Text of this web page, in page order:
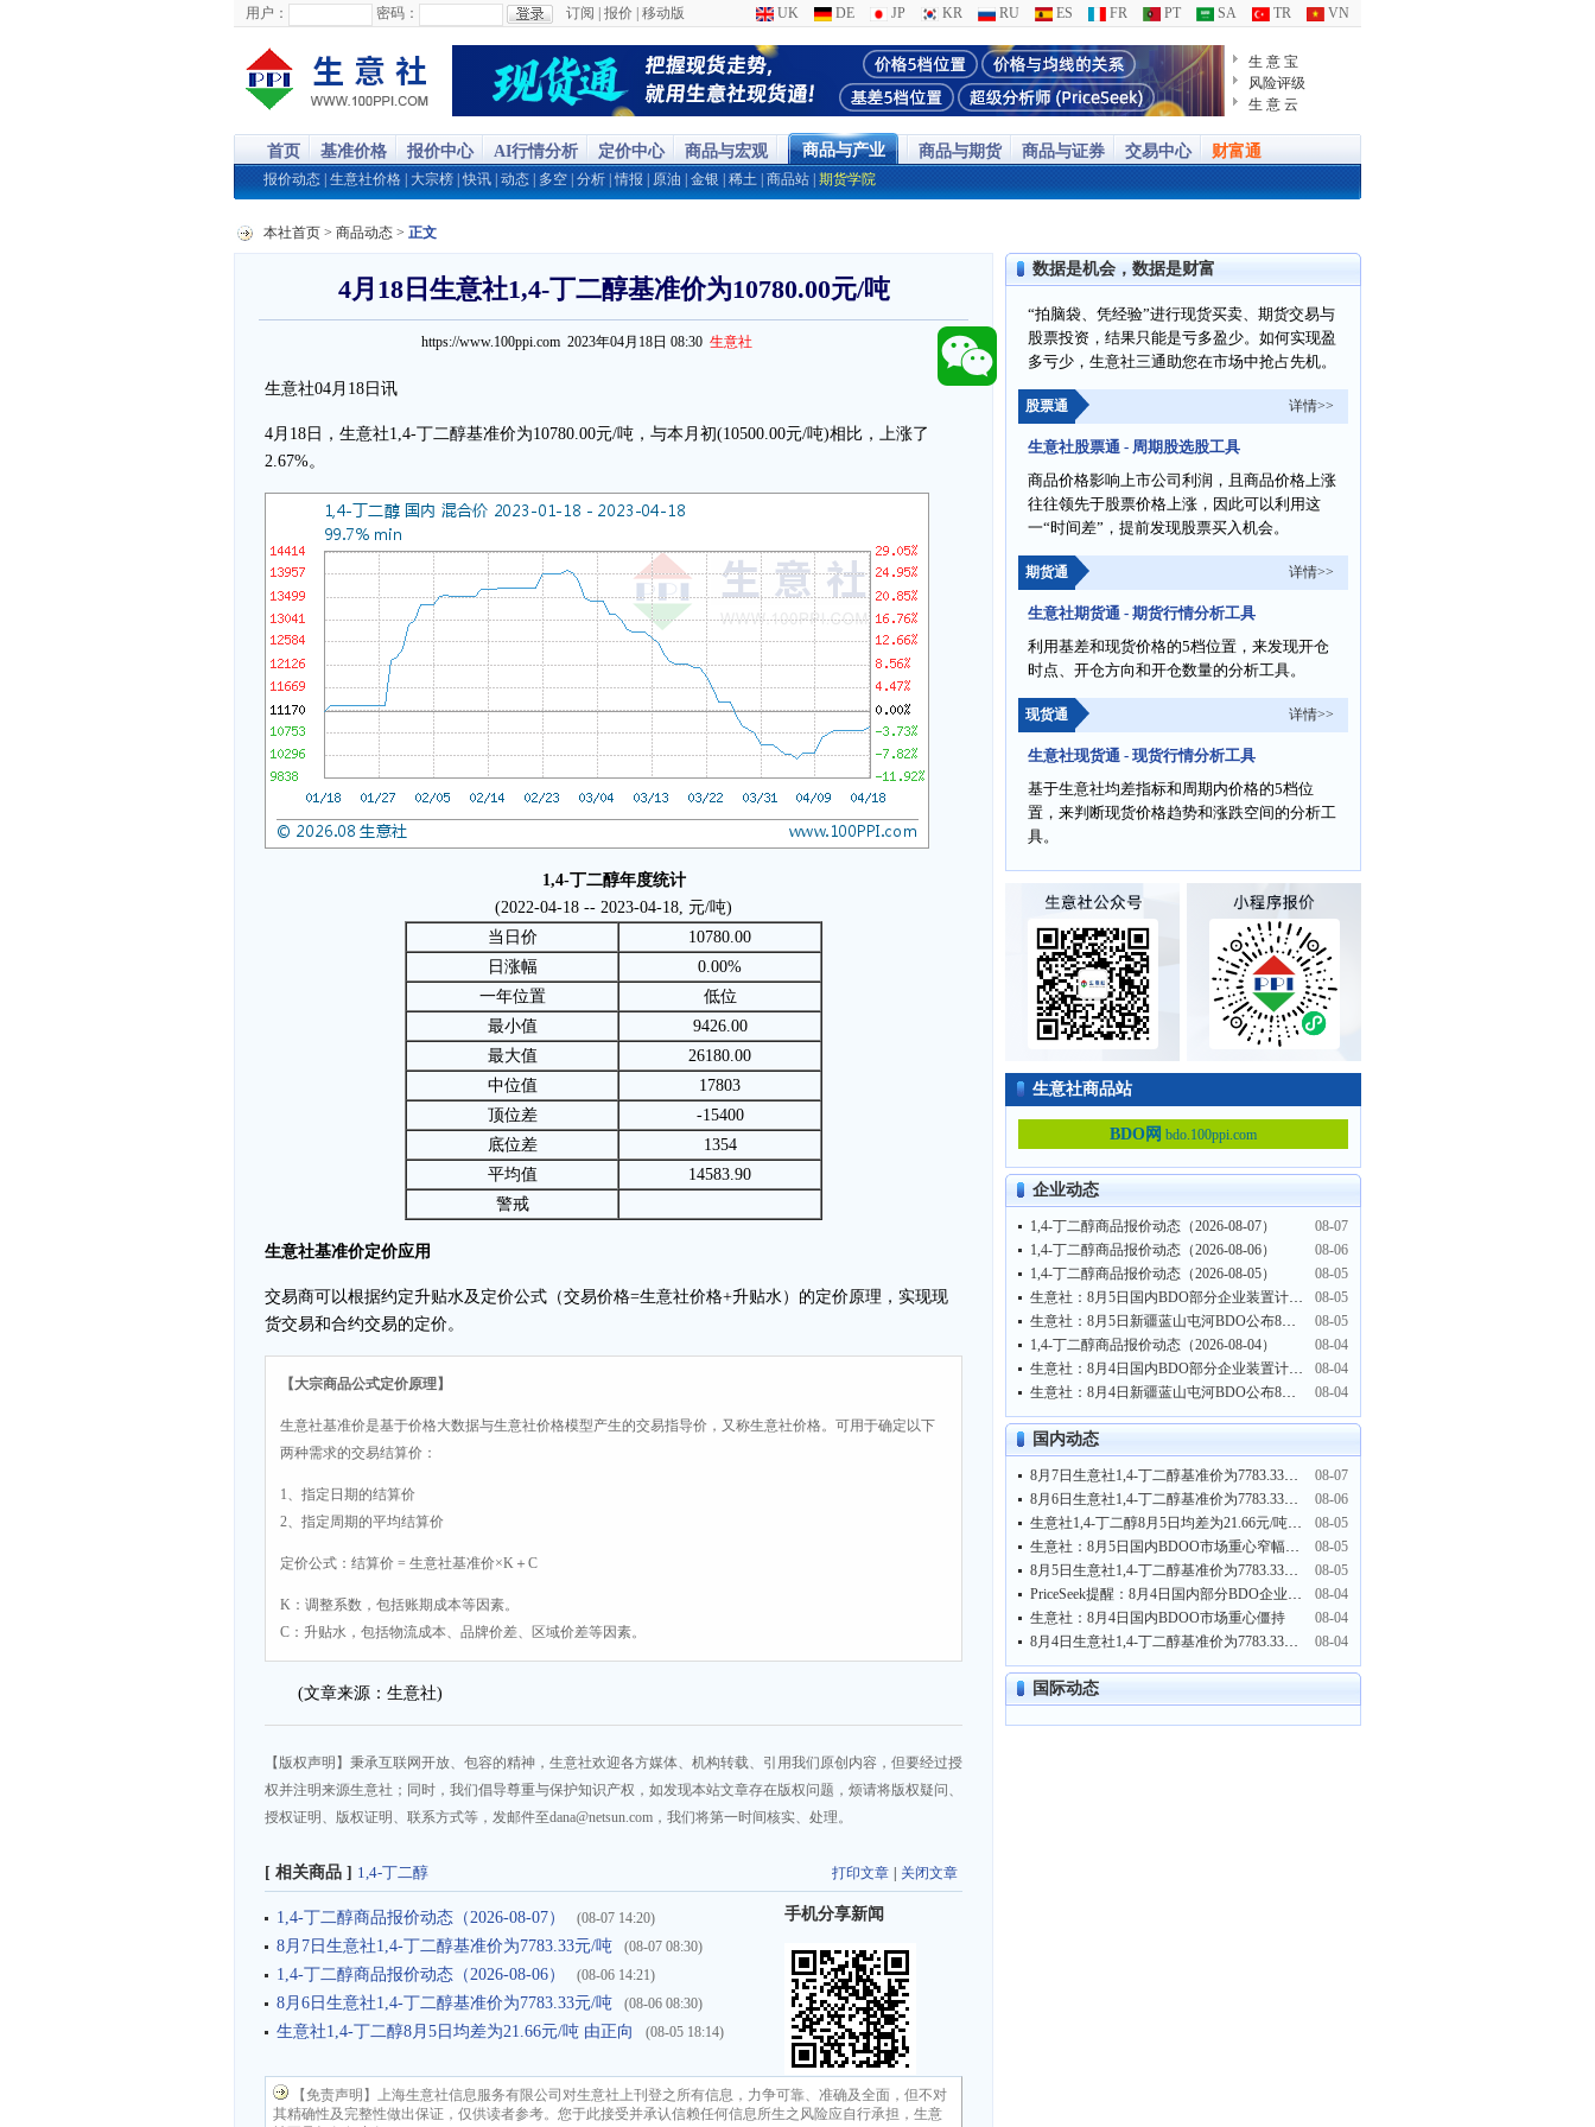
用户： 密码： 订阅 报价 移动版 UK DE JP KR RU ES FR PT SA TR VN
生 意 宝
风险评级
生 意 云
首页 基准价格 报价中心 AI行情分析 定价中心 商品与宏观 商品与产业 商品与期货 商品与证券 交易中心 财富通
报价动态 生意社价格 大宗榜 |快讯 动态 多空 分析 |情报 原油 金银 稀土 商品站 期货学院
本社首页 > 商品动态 > 正文
4月18日生意社1,4-丁二醇基准价为10780.00元/吨
https://www.100ppi.com 2023年04月18日 08:30 生意社
生意社04月18日讯
4月18日，生意社1,4-丁二醇基准价为10780.00元/吨，与本月初(10500.00元/吨)相比，上涨了
2.67%。
1,4-丁二醇年度统计
(2022-04-18 -- 2023-04-18, 元/吨)
当日价
10780.00
日涨幅
0.00%
一年位置
低位
最小值
9426.00
最大值
26180.00
中位值
17803
顶位差
-15400
底位差
1354
平均值
14583.90
警戒
生意社基准价定价应用
交易商可以根据约定升贴水及定价公式（交易价格=生意社价格+升贴水）的定价原理，实现现
货交易和合约交易的定价。
【大宗商品公式定价原理】
生意社基准价是基于价格大数据与生意社价格模型产生的交易指导价，又称生意社价格。可用于确定以下
两种需求的交易结算价：
1、指定日期的结算价
2、指定周期的平均结算价
定价公式：结算价 = 生意社基准价×K＋C
K：调整系数，包括账期成本等因素。
C：升贴水，包括物流成本、品牌价差、区域价差等因素。
(文章来源：生意社)
【版权声明】秉承互联网开放、包容的精神，生意社欢迎各方媒体、机构转载、引用我们原创内容，但要经过授
权并注明来源生意社；同时，我们倡导尊重与保护知识产权，如发现本站文章存在版权问题，烦请将版权疑问、
授权证明、版权证明、联系方式等，发邮件至dana@netsun.com，我们将第一时间核实、处理。
打印文章 关闭文章
[ 相关商品 ] 1,4-丁二醇
1,4-丁二醇商品报价动态（2026-08-07） (08-07 14:20)
8月7日生意社1,4-丁二醇基准价为7783.33元/吨 (08-07 08:30)
1,4-丁二醇商品报价动态（2026-08-06） (08-06 14:21)
8月6日生意社1,4-丁二醇基准价为7783.33元/吨 (08-06 08:30)
生意社1,4-丁二醇8月5日均差为21.66元/吨 由正向 (08-05 18:14)
手机分享新闻
【免责声明】上海生意社信息服务有限公司对生意社上刊登之所有信息，力争可靠、准确及全面，但不对
其精确性及完整性做出保证，仅供读者参考。您于此接受并承认信赖任何信息所生之风险应自行承担，生意
数据是机会，数据是财富
“拍脑袋、凭经验”进行现货买卖、期货交易与
股票投资，结果只能是亏多盈少。如何实现盈
多亏少，生意社三通助您在市场中抢占先机。
股票通 详情>>
生意社股票通 - 周期股选股工具
商品价格影响上市公司利润，且商品价格上涨
往往领先于股票价格上涨，因此可以利用这
一“时间差”，提前发现股票买入机会。
期货通 详情>>
生意社期货通 - 期货行情分析工具
利用基差和现货价格的5档位置，来发现开仓
时点、开仓方向和开仓数量的分析工具。
现货通 详情>>
生意社现货通 - 现货行情分析工具
基于生意社均差指标和周期内价格的5档位
置，来判断现货价格趋势和涨跌空间的分析工
具。
生意社商品站
BDO网 bdo.100ppi.com
企业动态
1,4-丁二醇商品报价动态（2026-08-07）
08-07
1,4-丁二醇商品报价动态（2026-08-06）
08-06
1,4-丁二醇商品报价动态（2026-08-05）
08-05
生意社：8月5日国内BDO部分企业装置计划检修
08-05
生意社：8月5日新疆蓝山屯河BDO公布8月挂牌价格
08-05
1,4-丁二醇商品报价动态（2026-08-04）
08-04
生意社：8月4日国内BDO部分企业装置计划检修
08-04
生意社：8月4日新疆蓝山屯河BDO公布8月挂牌价格
08-04
国内动态
8月7日生意社1,4-丁二醇基准价为7783.33元/吨
08-07
8月6日生意社1,4-丁二醇基准价为7783.33元/吨
08-06
生意社1,4-丁二醇8月5日均差为21.66元/吨 由正向扩大转为缩小
08-05
生意社：8月5日国内BDOO市场重心窄幅波动
08-05
8月5日生意社1,4-丁二醇基准价为7783.33元/吨
08-05
PriceSeek提醒：8月4日国内部分BDO企业装置检修
08-04
生意社：8月4日国内BDOO市场重心僵持
08-04
8月4日生意社1,4-丁二醇基准价为7783.33元/吨
08-04
国际动态